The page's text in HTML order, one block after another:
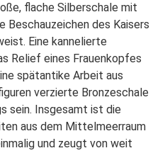
flache Silberschale mit
Beschauzeichen des Kaisers
Eine kannelierte
Relief eines Frauenkopfes
spätantike Arbeit aus
verzierte Bronzeschale
sein. Insgesamt ist die
aus dem Mittelmeerraum
und zeugt von weit